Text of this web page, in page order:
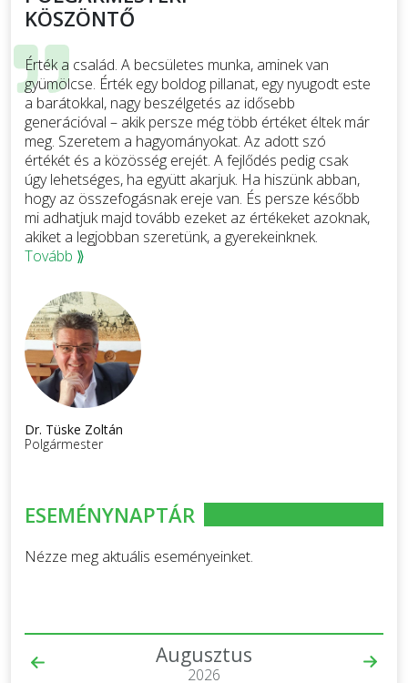
KÖSZÖNTŐ
Érték a család. A becsületes munka, aminek van
gyümölcse. Érték egy boldog pillanat, egy nyugodt este
a barátokkal, nagy beszélgetés az idősebb
generációval – akik persze még több értéket éltek már
meg. Szeretem a hagyományokat. Az adott szó
értékét és a közösség erejét. A fejlődés pedig csak
úgy lehetséges, ha együtt akarjuk. Ha hiszünk abban,
hogy az összefogásnak ereje van. És persze később
mi adhatjuk majd tovább ezeket az értékeket azoknak,
akiket a legjobban szeretünk, a gyerekeinknek.
Tovább ⟫
Dr. Tüske Zoltán
Polgármester
ESEMÉNYNAPTÁR
Nézze meg aktuális eseményeinket.
Augusztus
2026